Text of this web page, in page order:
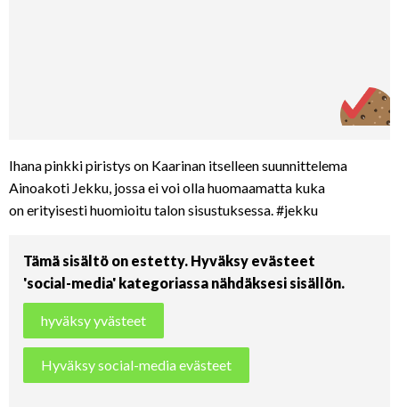
Ihana pinkki piristys on Kaarinan itselleen suunnittelema
Ainoakoti Jekku, jossa ei voi olla huomaamatta kuka
on erityisesti huomioitu talon sisustuksessa. #jekku
Tämä sisältö on estetty. Hyväksy evästeet
'social-media' kategoriassa nähdäksesi sisällön.
hyväksy yvästeet
Hyväksy social-media evästeet